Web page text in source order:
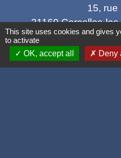
15, rue
21160 Corcelles-
+33 3 80
Contact par
This site uses cookies and gives
to activate
OK, accept all
Deny